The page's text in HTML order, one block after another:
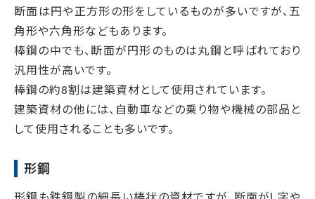
断面は円や正方形の形をしているものが多いですが、五
角形や六角形などもあります。
棒鋼の中でも、断面が円形のものは丸鋼と呼ばれており
汎用性が高いです。
棒鋼の約8割は建築資材として使用されています。
建築資材の他には、自動車などの乗り物や機械の部品と
して使用されることも多いです。
形鋼